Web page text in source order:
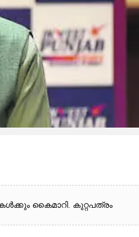
കൈമാറി. കുറ്റപത്രം